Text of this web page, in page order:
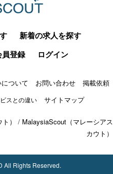
新着の求人を探す
員登録 ログイン
ついて お問い合わせ 掲載依頼
スとの違い サイトマップ
） / MalaysiaScout（マレーシアス
カウト）
All Rights Reserved.